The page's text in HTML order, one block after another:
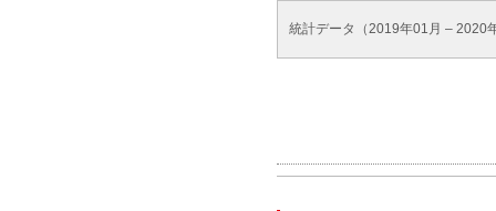
統計データ（2019年01月 – 2020